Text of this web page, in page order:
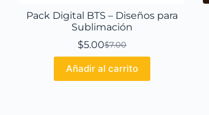
Pack Digital BTS – Diseños para
Sublimación
$7.00
$5.00
Añadir al carrito